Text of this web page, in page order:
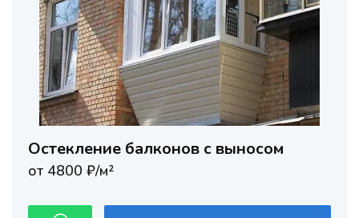
Остекление балконов с выносом
от 4800 ₽/м²